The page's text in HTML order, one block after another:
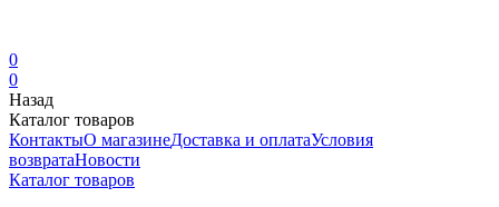
0
0
Назад
Каталог товаров
КонтактыО магазинеДоставка и оплатаУсловия
возвратаНовости
Каталог товаров